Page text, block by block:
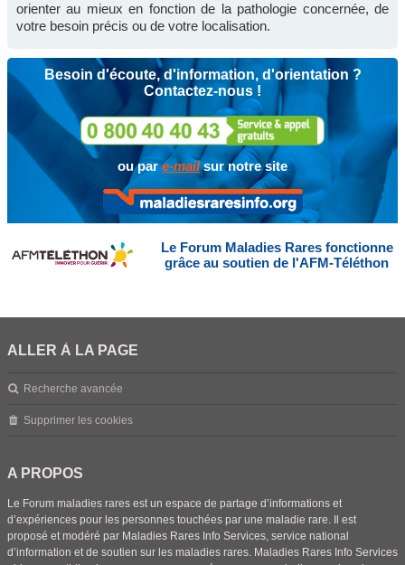
orienter au mieux en fonction de la pathologie concernée, de
votre besoin précis ou de votre localisation.
Besoin d'écoute, d'information, d'orientation ?
Contactez-nous !
ou pare-mailsur notre site
Le Forum Maladies Rares fonctionne
grâce au soutien de l'AFM-Téléthon
ALLER À LA PAGE
Recherche avancée
Supprimer les cookies
A PROPOS
Le Forum maladies rares est un espace de partage d’informations et
d’expériences pour les personnes touchées par une maladie rare. Il est
proposé et modéré par Maladies Rares Info Services, service national
d’information et de soutien sur les maladies rares. Maladies Rares Info Services